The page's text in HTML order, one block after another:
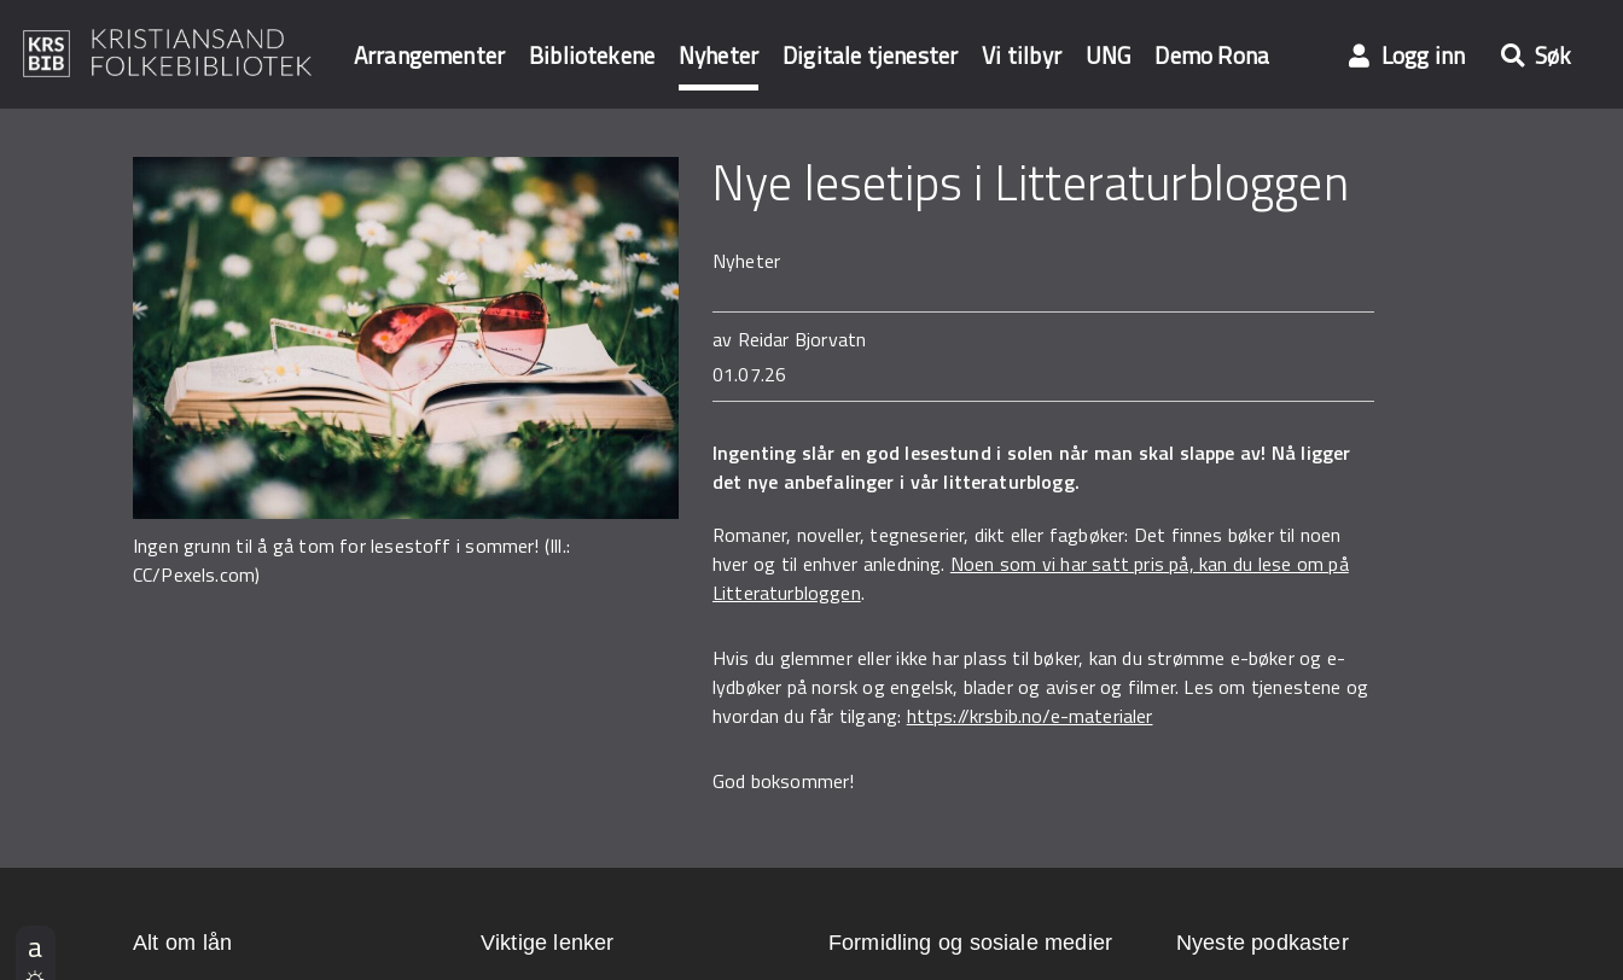
Arrangementer Bibliotekene Nyheter Digitale tjenester Vi tilbyr UNG Demo Rona Logg inn Søk
Søk i våre databaser
Ingen grunn til å gå tom for lesestoff i sommer! (Ill.:
CC/Pexels.com)
Nye lesetips i Litteraturbloggen
Nyheter
av Reidar Bjorvatn
01.07.26
Ingenting slår en god lesestund i solen når man skal slappe av! Nå ligger
det nye anbefalinger i vår litteraturblogg.
Romaner, noveller, tegneserier, dikt eller fagbøker: Det finnes bøker til noen
hver og til enhver anledning. Noen som vi har satt pris på, kan du lese om på
Litteraturbloggen.
Hvis du glemmer eller ikke har plass til bøker, kan du strømme e-bøker og e-
lydbøker på norsk og engelsk, blader og aviser og filmer. Les om tjenestene og
hvordan du får tilgang: https://krsbib.no/e-materialer
God boksommer!
Alt om lån Viktige lenker Formidling og sosiale medier Nyeste podkaster